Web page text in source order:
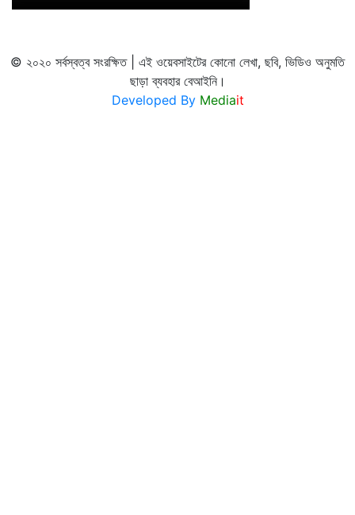
© ২০২০ সর্বস্বত্ব সংরক্ষিত | এই ওয়েবসাইটের কোনো লেখা, ছবি, ভিডিও অনুমতি
ছাড়া ব্যবহার বেআইনি।
Developed By Mediait